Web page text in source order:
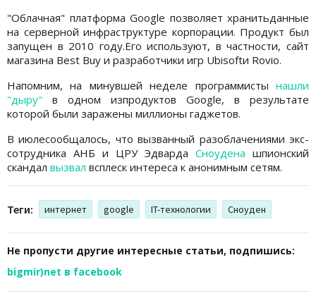
"Облачная" платформа Google позволяет хранитьданные
на серверной инфраструктуре корпорации. Продукт был
запущен в 2010 году.Его используют, в частности, сайт
магазина Best Buy и разработчики игр Ubisoftи Rovio.
Напомним, на минувшей неделе программисты нашли
"дыру" в одном изпродуктов Google, в результате
которой были заражены миллионы гаджетов.
В июлесообщалось, что вызванный разоблачениями экс-
сотрудника АНБ и ЦРУ Эдварда Сноудена шпионский
скандал вызвал всплеск интереса к анонимным сетям.
Теги: интернет google IT-технологии Сноуден
Не пропусти другие интересные статьи, подпишись:
bigmir)net в facebook